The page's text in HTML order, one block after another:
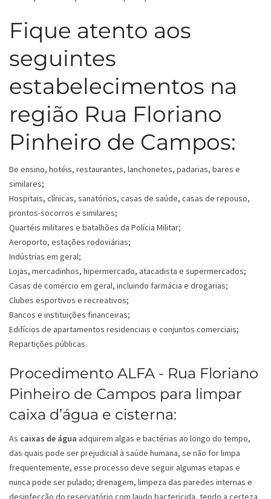
Fique atento aos
seguintes
estabelecimentos na
região Rua Floriano
Pinheiro de Campos:
De ensino, hotéis, restaurantes, lanchonetes, padarias, bares e
similares;
Hospitais, clínicas, sanatórios, casas de saúde, casas de repouso,
prontos-socorros e similares;
Quartéis militares e batalhões da Polícia Militar;
Aeroporto, estações rodoviárias;
Indústrias em geral;
Lojas, mercadinhos, hipermercado, atacadista e supermercados;
Casas de comércio em geral, incluindo farmácia e drogarias;
Clubes esportivos e recreativos;
Bancos e instituições financeiras;
Edifícios de apartamentos residenciais e conjuntos comerciais;
Repartições públicas.
Procedimento ALFA - Rua Floriano
Pinheiro de Campos para limpar
caixa d’água e cisterna:
As caixas de água adquirem algas e bactérias ao longo do tempo,
das quais pode ser prejudicial à saúde humana, se não for limpa
frequentemente, esse processo deve seguir algumas etapas e
nunca pode ser pulado; drenagem, limpeza das paredes internas e
desinfecção do reservatório com laudo bactericida, tendo a certeza